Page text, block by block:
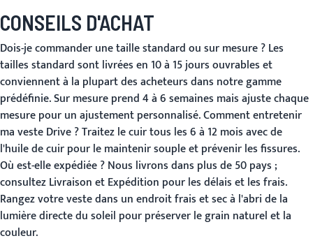
CONSEILS D'ACHAT
Dois-je commander une taille standard ou sur mesure ?Les
tailles standard sont livrées en 10 à 15 jours ouvrables et
conviennent à la plupart des acheteurs dans notre gamme
prédéfinie. Sur mesure prend 4 à 6 semaines mais ajuste chaque
mesure pour un ajustement personnalisé.Comment entretenir
ma veste Drive ?Traitez le cuir tous les 6 à 12 mois avec de
l'huile de cuir pour le maintenir souple et prévenir les fissures.
Où est-elle expédiée ?Nous livrons dans plus de 50 pays ;
consultezLivraison et Expédition pour les délais et les frais.
Rangez votre veste dans un endroit frais et sec à l'abri de la
lumière directe du soleil pour préserver le grain naturel et la
couleur.